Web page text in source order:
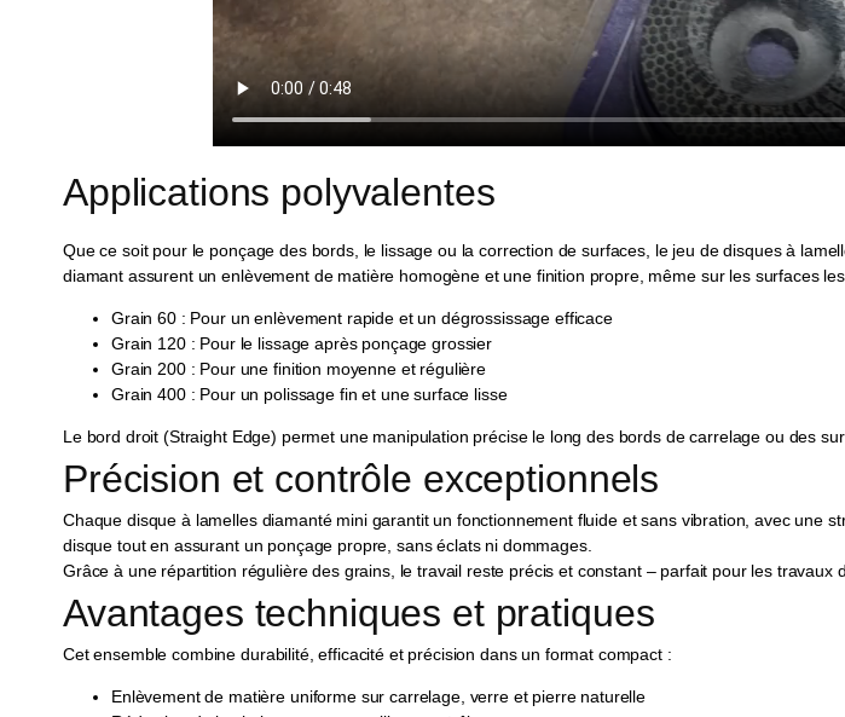
Applications polyvalentes
Que ce soit pour le ponçage des bords, le lissage ou la correction de surfaces, le jeu de disques à
diamant assurent un enlèvement de matière homogène et une finition propre, même sur les surfaces
Grain 60 : Pour un enlèvement rapide et un dégrossissage efficace
Grain 120 : Pour le lissage après ponçage grossier
Grain 200 : Pour une finition moyenne et régulière
Grain 400 : Pour un polissage fin et une surface lisse
Le bord droit (Straight Edge) permet une manipulation précise le long des bords de carrelage ou des
Précision et contrôle exceptionnels
Chaque disque à lamelles diamanté mini garantit un fonctionnement fluide et sans vibration, avec une
disque tout en assurant un ponçage propre, sans éclats ni dommages.
Grâce à une répartition régulière des grains, le travail reste précis et constant – parfait pour les travaux
Avantages techniques et pratiques
Cet ensemble combine durabilité, efficacité et précision dans un format compact :
Enlèvement de matière uniforme sur carrelage, verre et pierre naturelle